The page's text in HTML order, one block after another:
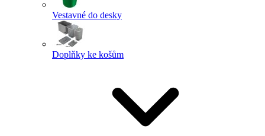
Vestavné do desky
Doplňky ke košům